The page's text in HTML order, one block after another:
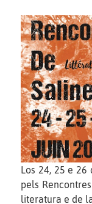
Los 24, 25 e 26
pels
literatura e de